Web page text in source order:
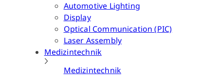
Automotive Lighting
Display
Optical Communication (PIC)
Laser Assembly
Medizintechnik
Medizintechnik